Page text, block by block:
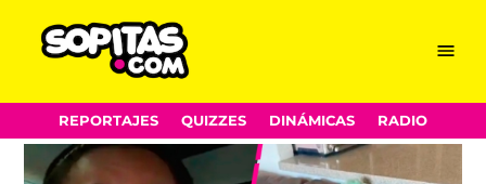
Skip
to
content
Menu
REPORTAJES QUIZZES DINÁMICAS RADIO